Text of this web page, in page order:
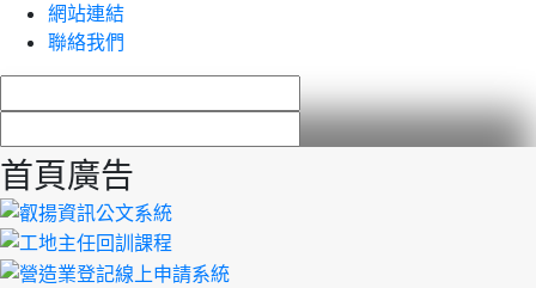
網站連結
聯絡我們
首頁廣告